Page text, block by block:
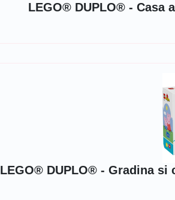
LEGO® DUPLO® - Casa
LEGO® DUPLO® - Gradina si